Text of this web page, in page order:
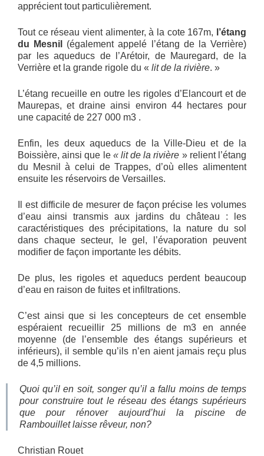
apprécient tout particulièrement.
Tout ce réseau vient alimenter, à la cote 167m,
l’étang
du Mesnil (également appelé l’étang de la Verrière)
par les aqueducs de l’Arétoir, de Mauregard, de la
Verrière et la grande rigole du « lit de la rivière. »
L’étang recueille en outre les rigoles d’Elancourt et de
Maurepas, et draine ainsi environ 44 hectares pour
une capacité de 227 000 m3 .
Enfin, les deux aqueducs de la Ville-Dieu et de la
Boissière, ainsi que le « lit de la rivière » relient l’étang
du Mesnil à celui de Trappes, d’où elles alimentent
ensuite les réservoirs de Versailles.
Il est difficile de mesurer de façon précise les volumes
d’eau ainsi transmis aux jardins du château : les
caractéristiques des précipitations, la nature du sol
dans chaque secteur, le gel, l’évaporation peuvent
modifier de façon importante les débits.
De plus, les rigoles et aqueducs perdent beaucoup
d’eau en raison de fuites et infiltrations.
C’est ainsi que si les concepteurs de cet ensemble
espéraient recueillir 25 millions de m3 en année
moyenne (de l’ensemble des étangs supérieurs et
inférieurs), il semble qu’ils n’en aient jamais reçu plus
de 4,5 millions.
Quoi qu’il en soit, songer qu’il a fallu moins de temps
pour construire tout le réseau des étangs supérieurs
que pour rénover aujourd’hui la piscine de
Rambouillet laisse rêveur, non?
Christian Rouet